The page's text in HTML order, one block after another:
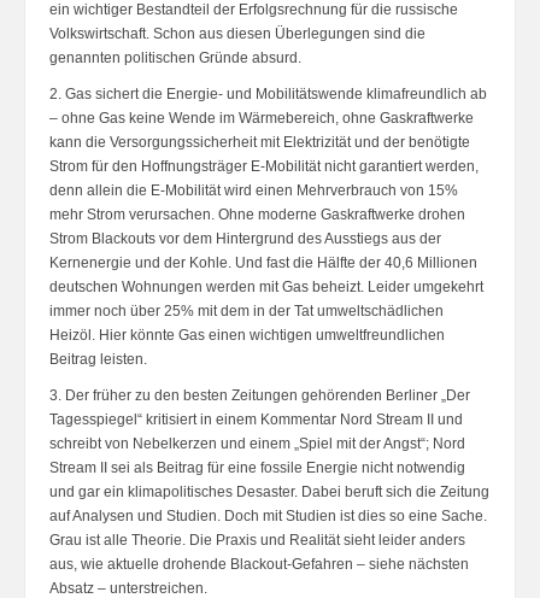
ein wichtiger Bestandteil der Erfolgsrechnung für die russische
Volkswirtschaft. Schon aus diesen Überlegungen sind die
genannten politischen Gründe absurd.
2. Gas sichert die Energie- und Mobilitätswende klimafreundlich ab
– ohne Gas keine Wende im Wärmebereich, ohne Gaskraftwerke
kann die Versorgungssicherheit mit Elektrizität und der benötigte
Strom für den Hoffnungsträger E-Mobilität nicht garantiert werden,
denn allein die E-Mobilität wird einen Mehrverbrauch von 15%
mehr Strom verursachen. Ohne moderne Gaskraftwerke drohen
Strom Blackouts vor dem Hintergrund des Ausstiegs aus der
Kernenergie und der Kohle. Und fast die Hälfte der 40,6 Millionen
deutschen Wohnungen werden mit Gas beheizt. Leider umgekehrt
immer noch über 25% mit dem in der Tat umweltschädlichen
Heizöl. Hier könnte Gas einen wichtigen umweltfreundlichen
Beitrag leisten.
3. Der früher zu den besten Zeitungen gehörenden Berliner „Der
Tagesspiegel“ kritisiert in einem Kommentar Nord Stream II und
schreibt von Nebelkerzen und einem „Spiel mit der Angst“; Nord
Stream II sei als Beitrag für eine fossile Energie nicht notwendig
und gar ein klimapolitisches Desaster. Dabei beruft sich die Zeitung
auf Analysen und Studien. Doch mit Studien ist dies so eine Sache.
Grau ist alle Theorie. Die Praxis und Realität sieht leider anders
aus, wie aktuelle drohende Blackout-Gefahren – siehe nächsten
Absatz – unterstreichen.